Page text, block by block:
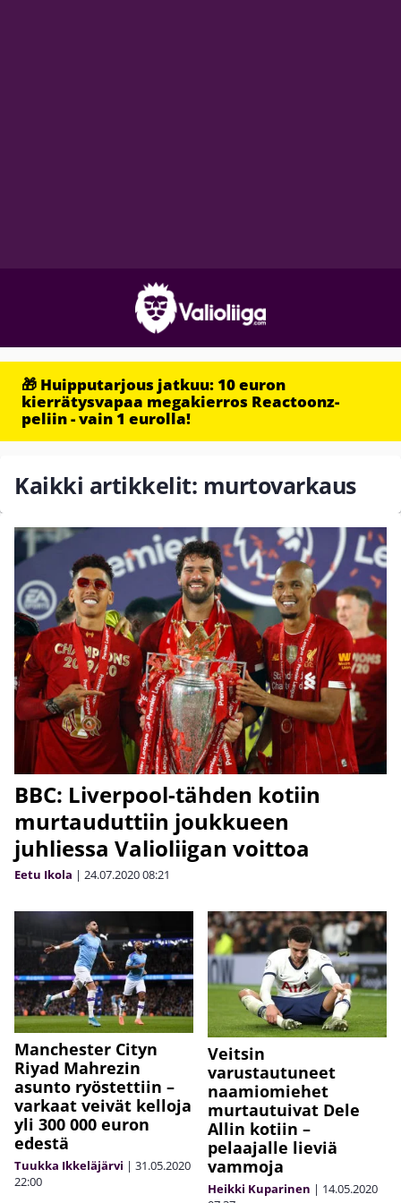
🎁 Huipputarjous jatkuu: 10 euron
kierrätysvapaa megakierros Reactoonz-
peliin - vain 1 eurolla!
Kaikki artikkelit: murtovarkaus
BBC: Liverpool-tähden kotiin
murtauduttiin joukkueen
juhliessa Valioliigan voittoa
Eetu Ikola | 24.07.202008:21
Manchester Cityn
Riyad Mahrezin
asunto ryöstettiin –
varkaat veivät kelloja
yli 300 000 euron
edestä
Tuukka Ikkeläjärvi | 31.05.2020
22:00
Veitsin
varustautuneet
naamiomiehet
murtautuivat Dele
Allin kotiin –
pelaajalle lieviä
vammoja
Heikki Kuparinen | 14.05.2020